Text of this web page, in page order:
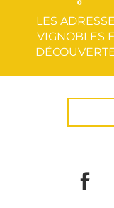
LES
VIGNOBLES